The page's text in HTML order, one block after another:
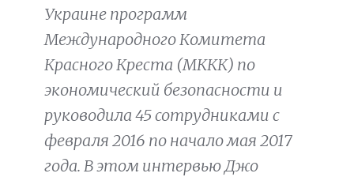
Украине программ
Международного Комитета
Красного Креста (МККК) по
экономический безопасности и
руководила 45 сотрудниками с
февраля 2016 по начало мая 2017
года. В этом интервью Джо